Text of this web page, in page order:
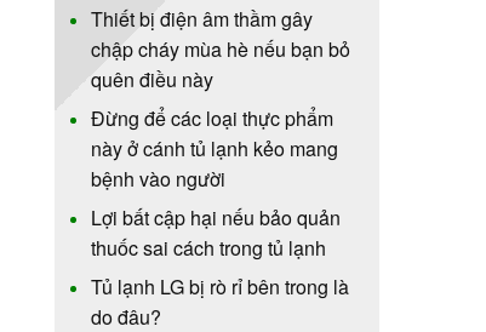
Thiết bị điện âm thầm gây
chập cháy mùa hè nếu bạn bỏ
quên điều này
Đừng để các loại thực phẩm
này ở cánh tủ lạnh kẻo mang
bệnh vào người
Lợi bất cập hại nếu bảo quản
thuốc sai cách trong tủ lạnh
Tủ lạnh LG bị rò rỉ bên trong là
do đâu?